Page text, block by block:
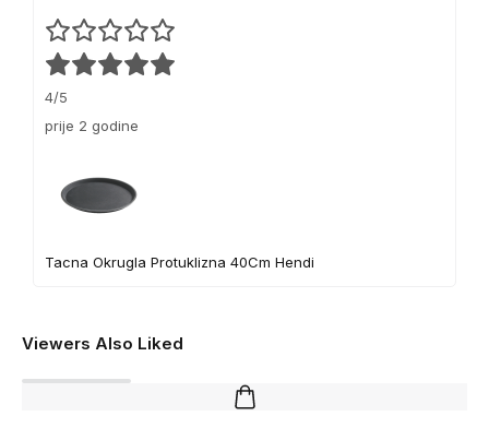
4/5
prije 2 godine
Tacna Okrugla Protuklizna 40Cm Hendi
Viewers Also Liked